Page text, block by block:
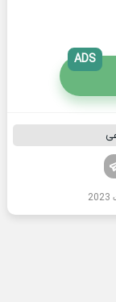
ADS
لینکدین